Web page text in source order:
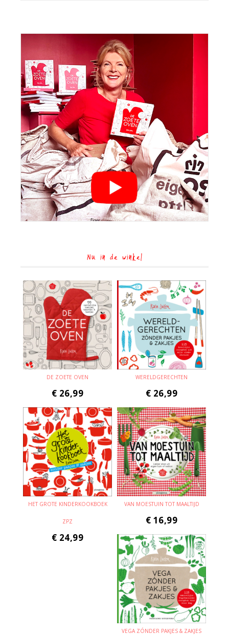
Nu in de winkel
DE ZOETE OVEN
€ 26,99
WERELDGERECHTEN
€ 26,99
HET GROTE KINDERKOOKBOEK
ZPZ
€ 24,99
VAN MOESTUIN TOT MAALTIJD
€ 16,99
VEGA ZÓNDER PAKJES & ZAKJES